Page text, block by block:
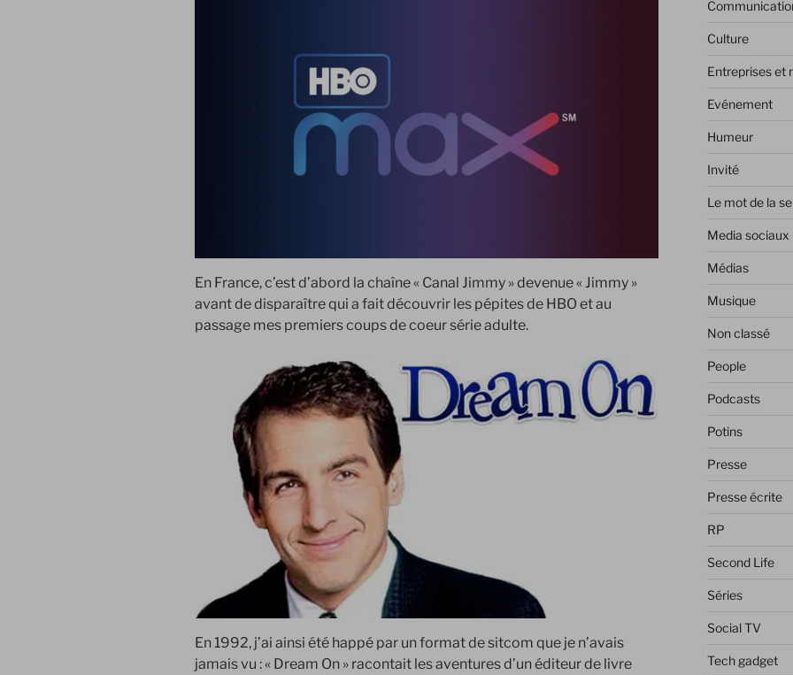
En France, c’est d’abord la chaîne « Canal Jimmy » devenue « Jimmy »
avant de disparaître qui a fait découvrir les pépites de HBO et au
passage mes premiers coups de coeur série adulte.
En 1992, j’ai ainsi été happé par un format de sitcom que je n’avais
jamais vu : « Dream On » racontait les aventures d’un éditeur de livre
Culture
Entreprises et
Evénement
Humeur
Invité
Le mot de la
Media sociaux
Médias
Musique
Non classé
People
Podcasts
Potins
Presse
Presse écrite
RP
Second Life
Séries
Social TV
Tech gadget